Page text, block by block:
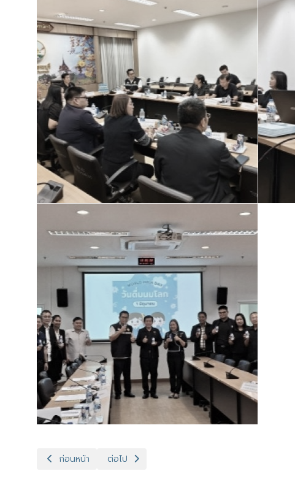
เนื้อหาก่อนหน้า: สำนักงานปศุสัตว์เขต 1 ตรวจติดตาม GMP ศูนย์รวบร
ก่อนหน้า เนื้อหาถัดไป: สำนักงานปศุสัตว์เขต 1 ออกคัดเลือก
ต่อไป